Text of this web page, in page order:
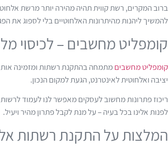
ברוב המקרים, רשת קווית תהיה מהירה יותר מרשת
להמשיך ליהנות מהיתרונות האלחוטיים בלי לספוג את
קומפליט מחשבים – לכיסוי
קומפליט מחשביםמתמחה בהתקנת רשתות ומזמינה
יציבה ואלחוטית לאינטרנט, הגעת למקום הנכון.
ריכוז פתרונות מחשוב לעסקים מאפשר לנו לעמוד
לפנות אלינו בכל בעיה – על מנת לקבל פתרון מהיר ויעיל.
המלצות על התקנת רשתות